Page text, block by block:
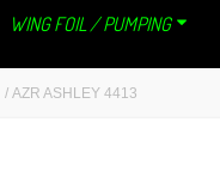
WING FOIL / PUMPING
/ AZR ASHLEY 4413